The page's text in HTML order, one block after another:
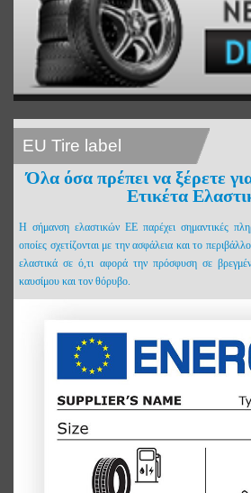
EU Tire label
Όλα όσα πρέπει να ξέρετε
Ετικέτα
Η σήμανση ελαστικών ΕΕ παρέχει σημαντικές
οποίες σχετίζονται με την ασφάλεια και το
ελαστικά σε ό,τι αφορά την πρόσφυση σε
καυσίμου και τον θόρυβο.